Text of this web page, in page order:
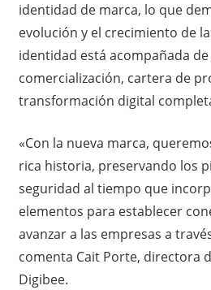
identidad de marca, lo que
evolución y el crecimiento de
identidad está acompañada
comercialización, cartera de
transformación digital
«Con la nueva marca,
rica historia, preservando los
seguridad al tiempo que
elementos para establecer
avanzar a las empresas a
comenta Cait Porte, directora
Digibee.